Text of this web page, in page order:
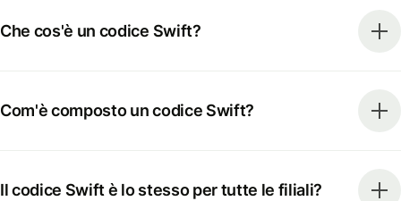
Che cos'è un codice Swift?
Com'è composto un codice Swift?
Il codice Swift è lo stesso per tutte le filiali?